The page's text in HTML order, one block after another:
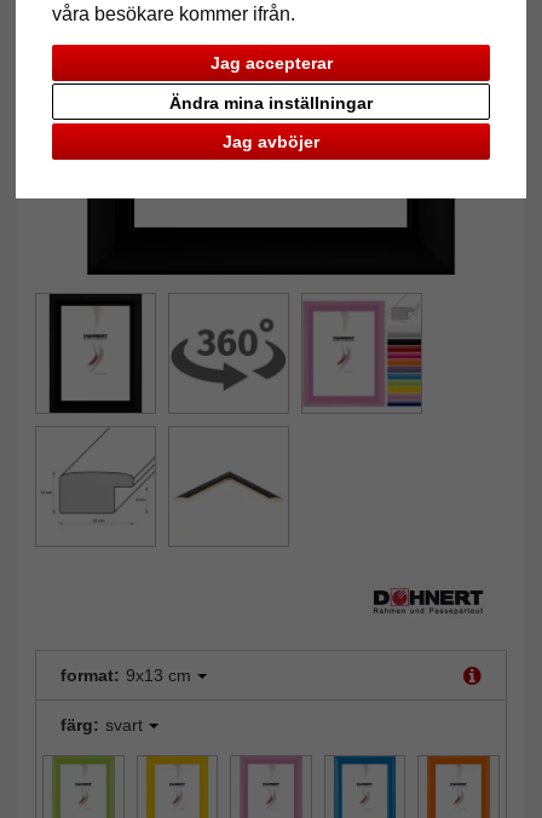
våra besökare kommer ifrån.
Jag accepterar
Jag avböjer
Ändra mina inställningar
Tillbaka
format: 9x13 cm
färg: svart